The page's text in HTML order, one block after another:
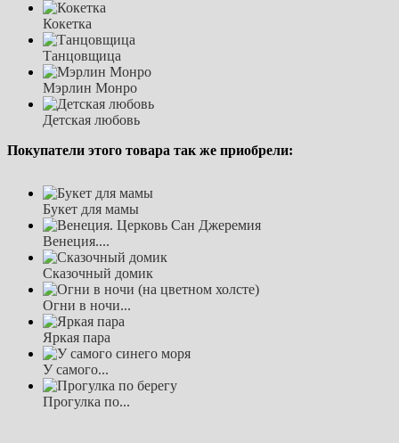
Кокетка
Танцовщица
Мэрлин Монро
Детская любовь
Покупатели этого товара так же приобрели:
Букет для мамы
Венеция....
Сказочный домик
Огни в ночи...
Яркая пара
У самого...
Прогулка по...